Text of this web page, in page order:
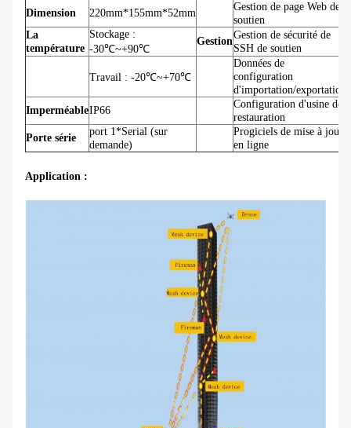
Dimension
220mm*155mm*52mm
Gestion de page Web de
soutien
La
température
Stockage :
-30℃~+90℃
Gestion
Gestion de sécurité de
SSH de soutien
Travail : -20℃~+70℃
Données de
configuration
d'importation/exportation
ImperméableIP66
Configuration d'usine de
restauration
Porte série
port 1*Serial (sur
demande)
Progiciels de mise à jour
en ligne
Application :